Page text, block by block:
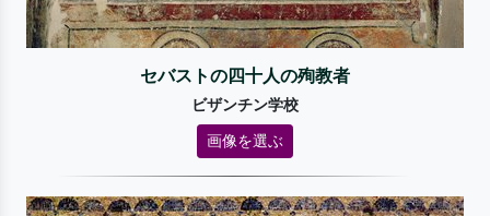
セバストの四十人の殉教者
ビザンチン学校
画像を選ぶ